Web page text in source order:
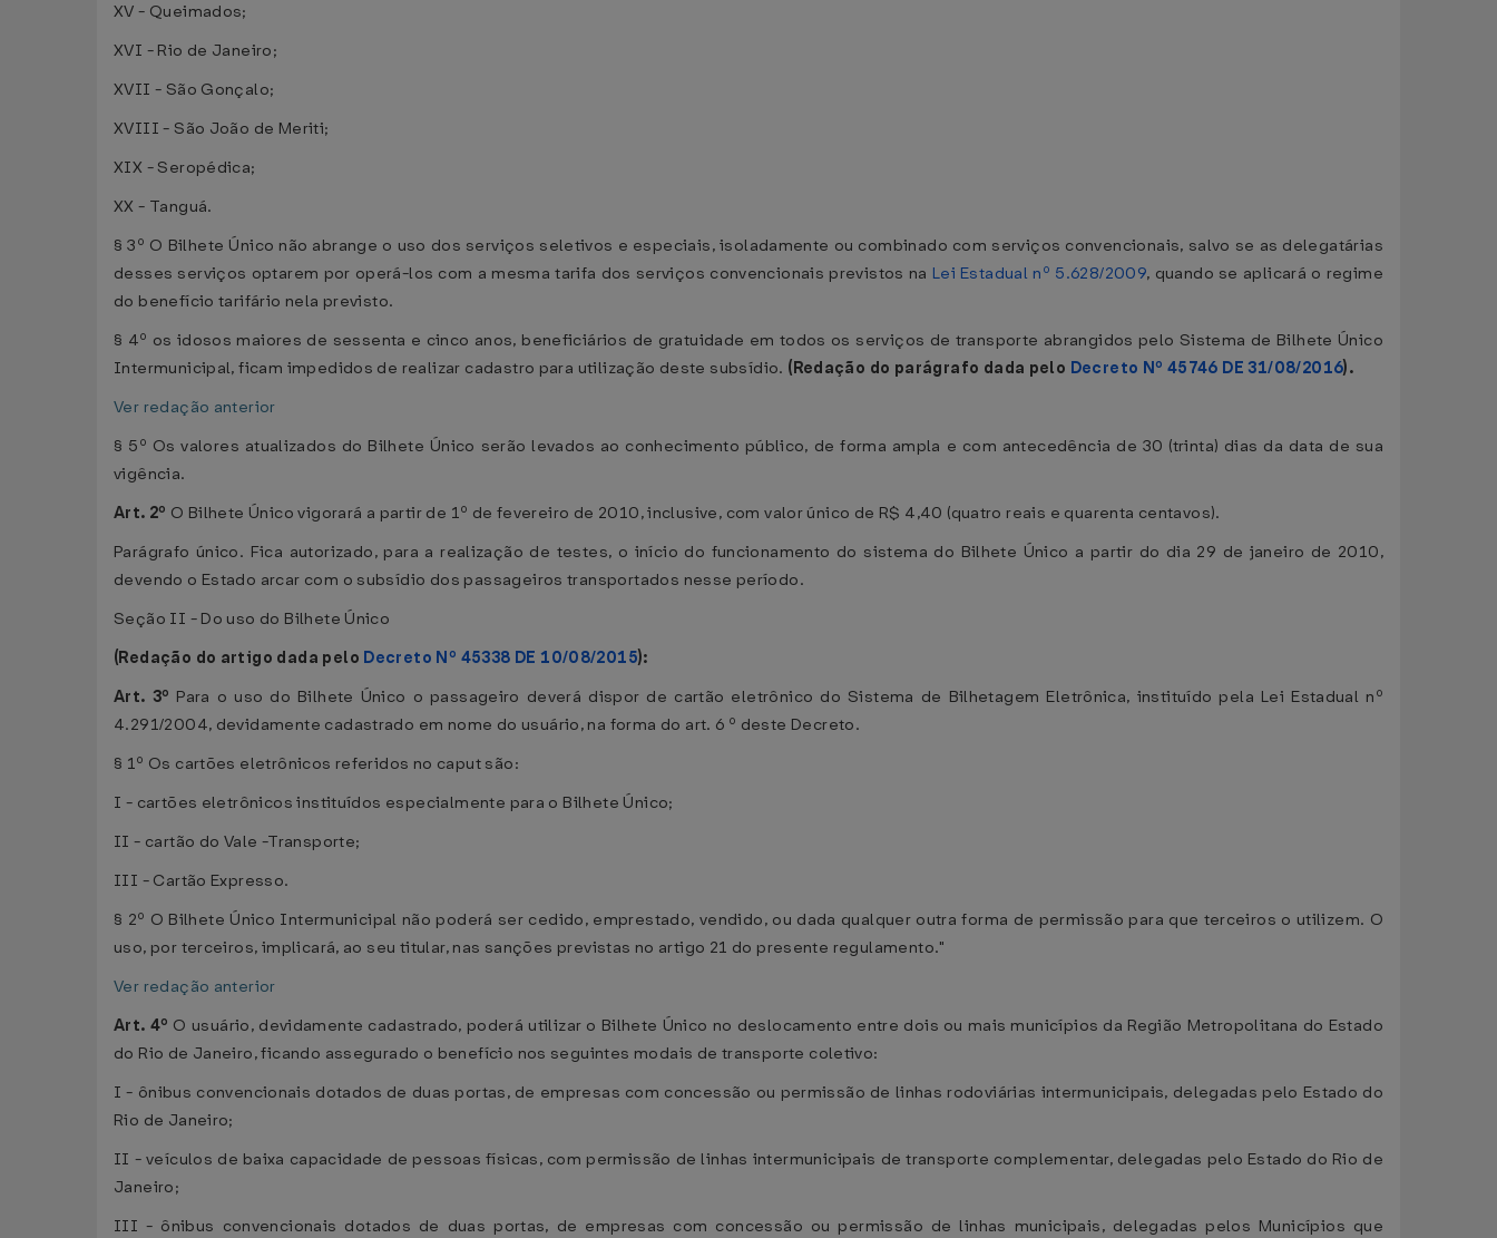
XV - Queimados;
XVI - Rio de Janeiro;
XVII - São Gonçalo;
XVIII - São João de Meriti;
XIX - Seropédica;
XX - Tanguá.
§ 3º O Bilhete Único não abrange o uso dos serviços seletivos e especiais, isoladamente ou combinado com serviços convencionais, salvo se as delegatárias
desses serviços optarem por operá-los com a mesma tarifa dos serviços convencionais previstos na Lei Estadual nº 5.628/2009, quando se aplicará o regime
do benefício tarifário nela previsto.
§ 4º os idosos maiores de sessenta e cinco anos, beneficiários de gratuidade em todos os serviços de transporte abrangidos pelo Sistema de Bilhete Único
Intermunicipal, ficam impedidos de realizar cadastro para utilização deste subsídio. (Redação do parágrafo dada pelo Decreto Nº 45746 DE 31/08/2016).
Ver redação anterior
§ 5º Os valores atualizados do Bilhete Único serão levados ao conhecimento público, de forma ampla e com antecedência de 30 (trinta) dias da data de sua
vigência.
Art. 2º O Bilhete Único vigorará a partir de 1º de fevereiro de 2010, inclusive, com valor único de R$ 4,40 (quatro reais e quarenta centavos).
Parágrafo único. Fica autorizado, para a realização de testes, o início do funcionamento do sistema do Bilhete Único a partir do dia 29 de janeiro de 2010,
devendo o Estado arcar com o subsídio dos passageiros transportados nesse período.
Seção II - Do uso do Bilhete Único
(Redação do artigo dada pelo Decreto Nº 45338 DE 10/08/2015):
Art. 3º Para o uso do Bilhete Único o passageiro deverá dispor de cartão eletrônico do Sistema de Bilhetagem Eletrônica, instituído pela Lei Estadual nº
4.291/2004, devidamente cadastrado em nome do usuário, na forma do art. 6 º deste Decreto.
§ 1º Os cartões eletrônicos referidos no caput são:
I - cartões eletrônicos instituídos especialmente para o Bilhete Único;
II - cartão do Vale -Transporte;
III - Cartão Expresso.
§ 2º O Bilhete Único Intermunicipal não poderá ser cedido, emprestado, vendido, ou dada qualquer outra forma de permissão para que terceiros o utilizem. O
uso, por terceiros, implicará, ao seu titular, nas sanções previstas no artigo 21 do presente regulamento."
Ver redação anterior
Art. 4º O usuário, devidamente cadastrado, poderá utilizar o Bilhete Único no deslocamento entre dois ou mais municípios da Região Metropolitana do Estado
do Rio de Janeiro, ficando assegurado o benefício nos seguintes modais de transporte coletivo:
I - ônibus convencionais dotados de duas portas, de empresas com concessão ou permissão de linhas rodoviárias intermunicipais, delegadas pelo Estado do
Rio de Janeiro;
II - veículos de baixa capacidade de pessoas físicas, com permissão de linhas intermunicipais de transporte complementar, delegadas pelo Estado do Rio de
Janeiro;
III - ônibus convencionais dotados de duas portas, de empresas com concessão ou permissão de linhas municipais, delegadas pelos Municípios que